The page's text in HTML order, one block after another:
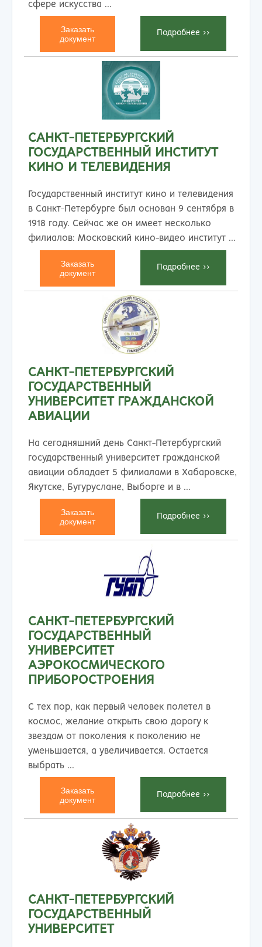
сфере искусства ...
Заказать
документ
Подробнеe >>
САНКТ-ПЕТЕРБУРГСКИЙ
ГОСУДАРСТВЕННЫЙ ИНСТИТУТ
КИНО И ТЕЛЕВИДЕНИЯ
Государственный институт кино и телевидения
в Санкт-Петербурге был основан 9 сентября в
1918 году. Сейчас же он имеет несколько
филиалов: Московский кино-видео институт ...
Заказать
документ
Подробнеe >>
САНКТ-ПЕТЕРБУРГСКИЙ
ГОСУДАРСТВЕННЫЙ
УНИВЕРСИТЕТ ГРАЖДАНСКОЙ
АВИАЦИИ
На сегодняшний день Санкт-Петербургский
государственный университет гражданской
авиации обладает 5 филиалами в Хабаровске,
Якутске, Бугуруслане, Выборге и в ...
Заказать
документ
Подробнеe >>
САНКТ-ПЕТЕРБУРГСКИЙ
ГОСУДАРСТВЕННЫЙ
УНИВЕРСИТЕТ
АЭРОКОСМИЧЕСКОГО
ПРИБОРОСТРОЕНИЯ
С тех пор, как первый человек полетел в
космос, желание открыть свою дорогу к
звездам от поколения к поколению не
уменьшается, а увеличивается. Остается
выбрать ...
Заказать
документ
Подробнеe >>
САНКТ-ПЕТЕРБУРГСКИЙ
ГОСУДАРСТВЕННЫЙ
УНИВЕРСИТЕТ